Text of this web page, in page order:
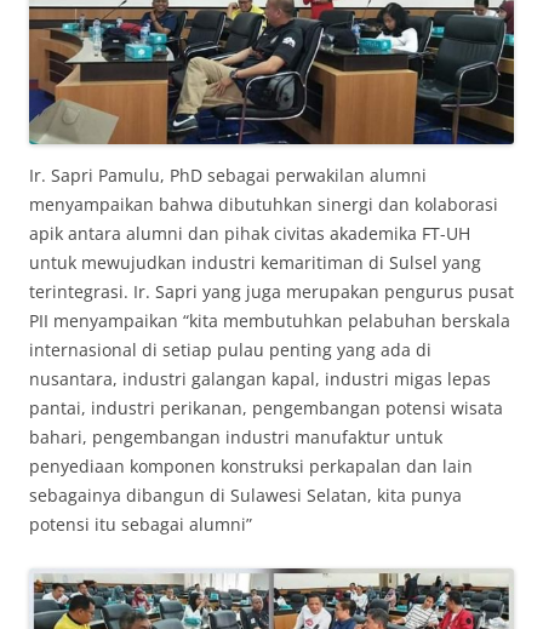
Ir. Sapri Pamulu, PhD sebagai perwakilan alumni
menyampaikan bahwa dibutuhkan sinergi dan kolaborasi
apik antara alumni dan pihak civitas akademika FT-UH
untuk mewujudkan industri kemaritiman di Sulsel yang
terintegrasi. Ir. Sapri yang juga merupakan pengurus pusat
PII menyampaikan “kita membutuhkan pelabuhan berskala
internasional di setiap pulau penting yang ada di
nusantara, industri galangan kapal, industri migas lepas
pantai, industri perikanan, pengembangan potensi wisata
bahari, pengembangan industri manufaktur untuk
penyediaan komponen konstruksi perkapalan dan lain
sebagainya dibangun di Sulawesi Selatan, kita punya
potensi itu sebagai alumni”